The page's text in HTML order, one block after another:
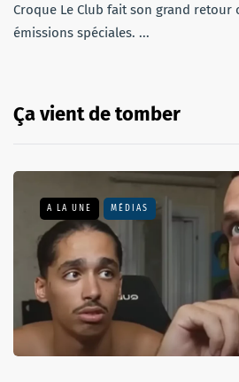
Croque Le Club fait son grand retour
émissions spéciales. ...
Ça vient de tomber
A LA UNE MÉDIAS